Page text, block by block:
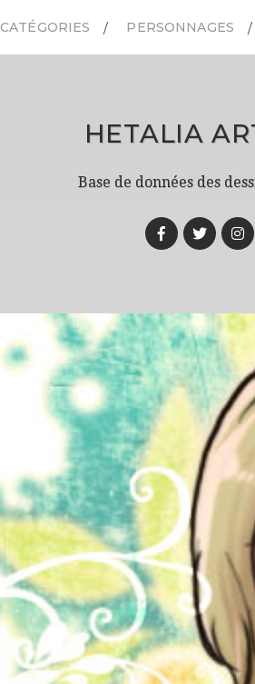
CATÉGORIES PERSONNAGES
HETALIA
Base de données des